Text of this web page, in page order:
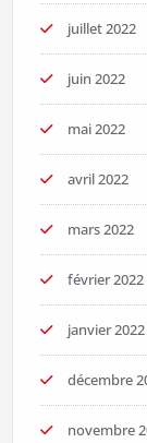
juillet 2022
juin 2022
mai 2022
avril 2022
mars 2022
février 2022
janvier 2022
décembre
novembre